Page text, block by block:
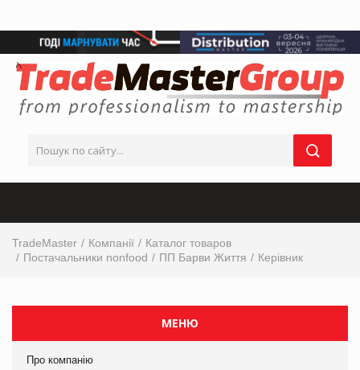
TradeMaster Компанії
Каталог товаров
Постачальники nonfood
ПП Барви Життя Керівник
МЕНЮ
Про компанію